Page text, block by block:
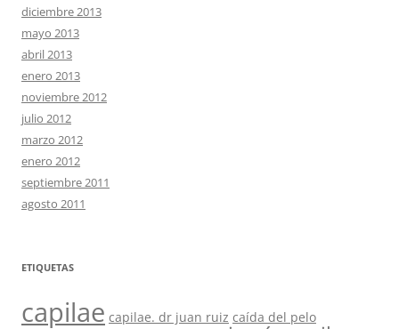
diciembre 2013
mayo 2013
abril 2013
enero 2013
noviembre 2012
julio 2012
marzo 2012
enero 2012
septiembre 2011
agosto 2011
ETIQUETAS
capilae capilae. dr juan ruiz caída del pelo